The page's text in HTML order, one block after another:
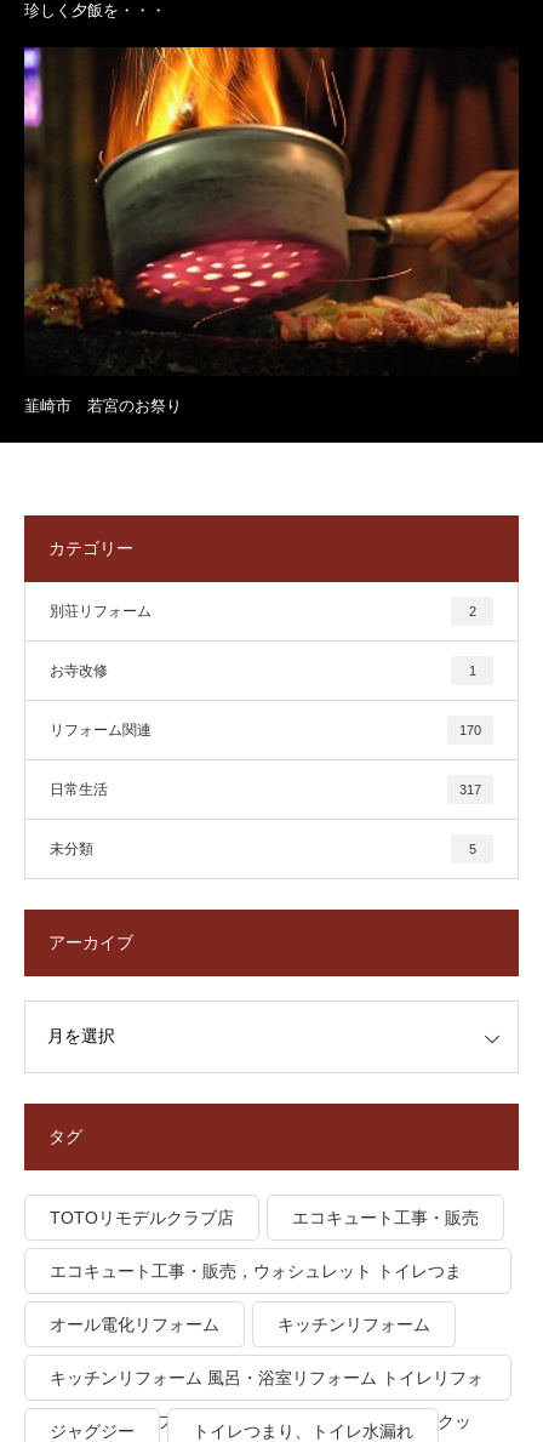
珍しく夕飯を・・・
韮崎市 若宮のお祭り
カテゴリー
別荘リフォーム 2
お寺改修 1
リフォーム関連 170
日常生活 317
未分類 5
アーカイブ
タグ
TOTOリモデルクラブ店 エコキュート工事・販売
エコキュート工事・販売，ウォシュレット トイレつま
り、トイレ水漏れ
オール電化リフォーム キッチンリフォーム
キッチンリフォーム 風呂・浴室リフォーム トイレリフォ
ーム 洗面所リフォーム オール電化リフォーム ＩＨクッ
ジャグジー トイレつまり、トイレ水漏れ